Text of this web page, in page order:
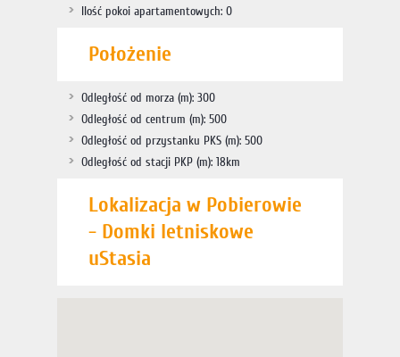
Ilość pokoi apartamentowych: 0
Położenie
Odległość od morza (m): 300
Odległość od centrum (m): 500
Odległość od przystanku PKS (m): 500
Odległość od stacji PKP (m): 18km
Lokalizacja w Pobierowie
- Domki letniskowe
uStasia